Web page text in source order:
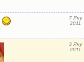
7 Яну
2011
3 Яну
2011